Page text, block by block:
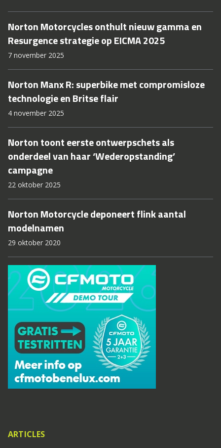
Norton Motorcycles onthult nieuw gamma en
Resurgence strategie op EICMA 2025
7 november 2025
Norton Manx R: superbike met compromisloze
technologie en Britse flair
4 november 2025
Norton toont eerste ontwerpschets als
onderdeel van haar ‘Wederopstanding’
campagne
22 oktober 2025
Norton Motorcycle deponeert flink aantal
modelnamen
29 oktober 2020
ARTICLES